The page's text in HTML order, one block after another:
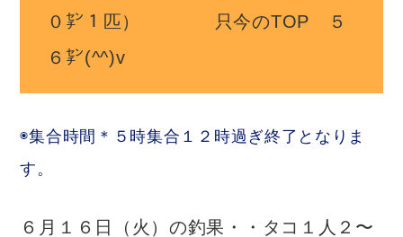
０㌢１匹） 只今のTOP ５
６㌢(^^)v
◉集合時間＊５時集合１２時過ぎ終了となりま
す。
６月１６日（火）の釣果・・タコ１人２〜